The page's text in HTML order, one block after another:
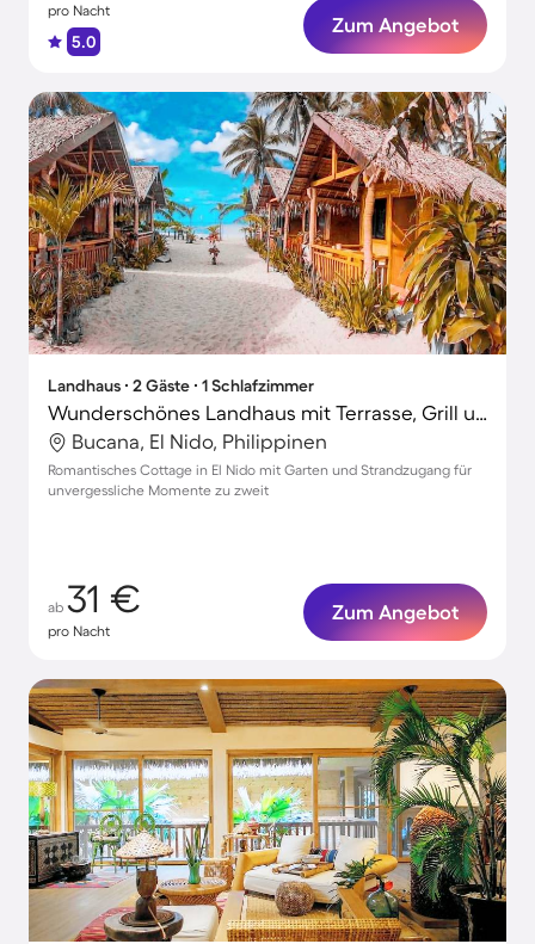
pro Nacht
5.0
Zum Angebot
Landhaus ∙ 2 Gäste ∙ 1 Schlafzimmer
Wunderschönes Landhaus mit Terrasse, Grill und Garten
Bucana, El Nido, Philippinen
Romantisches Cottage in El Nido mit Garten und Strandzugang für
unvergessliche Momente zu zweit
ab 31 €
pro Nacht
Zum Angebot